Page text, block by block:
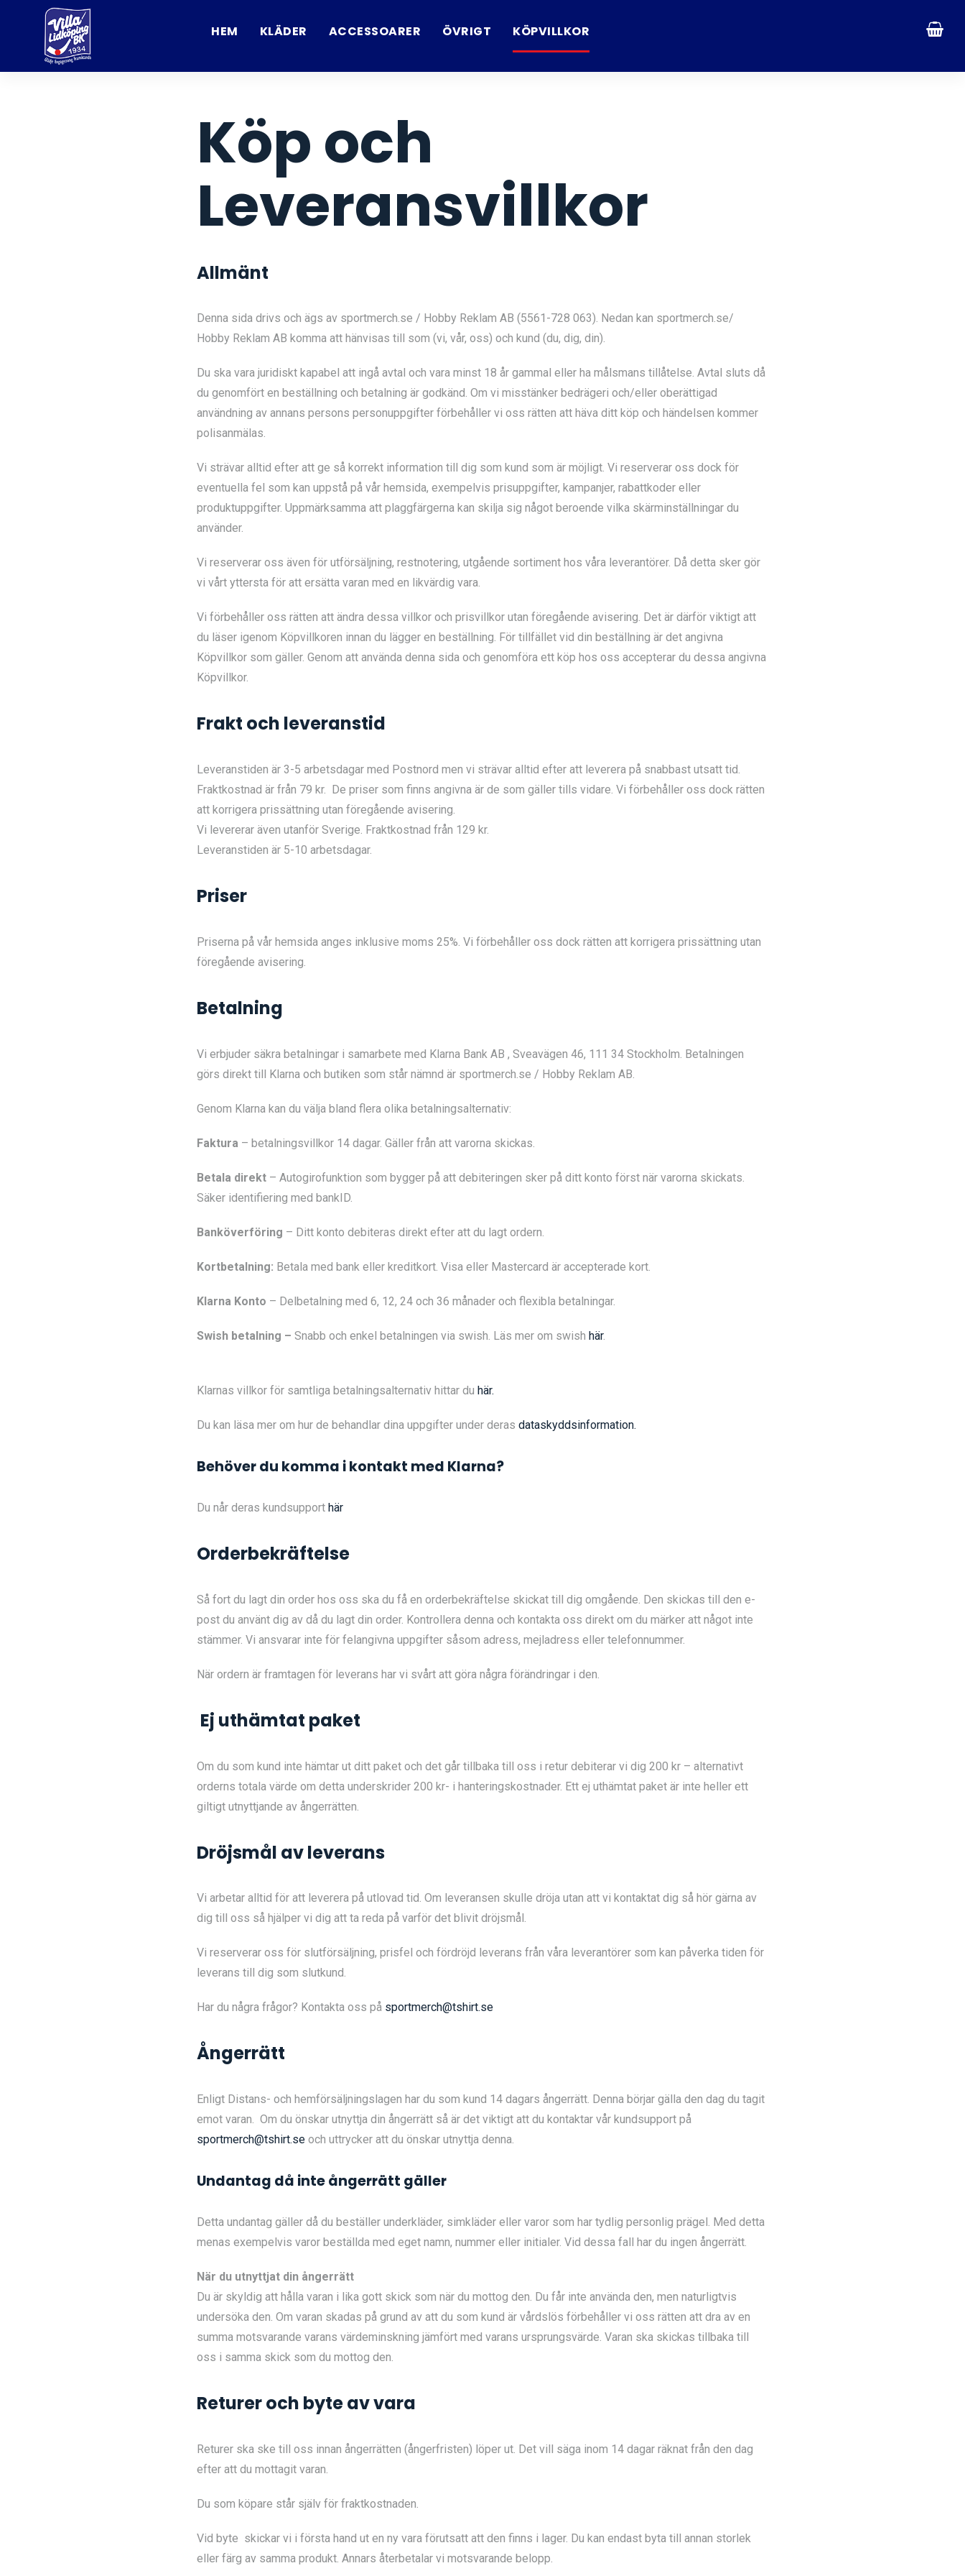
HEM KLÄDER ACCESSOARER ÖVRIGT KÖPVILLKOR
Köp och
Leveransvillkor
Allmänt
Denna sida drivs och ägs av sportmerch.se / Hobby Reklam AB (5561-728 063). Nedan kan sportmerch.se/
Hobby Reklam AB komma att hänvisas till som (vi, vår, oss) och kund (du, dig, din).
Du ska vara juridiskt kapabel att ingå avtal och vara minst 18 år gammal eller ha målsmans tillåtelse. Avtal sluts då
du genomfört en beställning och betalning är godkänd. Om vi misstänker bedrägeri och/eller oberättigad
användning av annans persons personuppgifter förbehåller vi oss rätten att häva ditt köp och händelsen kommer
polisanmälas.
Vi strävar alltid efter att ge så korrekt information till dig som kund som är möjligt. Vi reserverar oss dock för
eventuella fel som kan uppstå på vår hemsida, exempelvis prisuppgifter, kampanjer, rabattkoder eller
produktuppgifter. Uppmärksamma att plaggfärgerna kan skilja sig något beroende vilka skärminställningar du
använder.
Vi reserverar oss även för utförsäljning, restnotering, utgående sortiment hos våra leverantörer. Då detta sker gör
vi vårt yttersta för att ersätta varan med en likvärdig vara.
Vi förbehåller oss rätten att ändra dessa villkor och prisvillkor utan föregående avisering. Det är därför viktigt att
du läser igenom Köpvillkoren innan du lägger en beställning. För tillfället vid din beställning är det angivna
Köpvillkor som gäller. Genom att använda denna sida och genomföra ett köp hos oss accepterar du dessa angivna
Köpvillkor.
Frakt och leveranstid
Leveranstiden är 3-5 arbetsdagar med Postnord men vi strävar alltid efter att leverera på snabbast utsatt tid.
Fraktkostnad är från 79 kr. De priser som finns angivna är de som gäller tills vidare. Vi förbehåller oss dock rätten
att korrigera prissättning utan föregående avisering.
Vi levererar även utanför Sverige. Fraktkostnad från 129 kr.
Leveranstiden är 5-10 arbetsdagar.
Priser
Priserna på vår hemsida anges inklusive moms 25%. Vi förbehåller oss dock rätten att korrigera prissättning utan
föregående avisering.
Betalning
Vi erbjuder säkra betalningar i samarbete med Klarna Bank AB , Sveavägen 46, 111 34 Stockholm. Betalningen
görs direkt till Klarna och butiken som står nämnd är sportmerch.se / Hobby Reklam AB.
Genom Klarna kan du välja bland flera olika betalningsalternativ:
Faktura – betalningsvillkor 14 dagar. Gäller från att varorna skickas.
Betala direkt– Autogirofunktion som bygger på att debiteringen sker på ditt konto först när varorna skickats.
Säker identifiering med bankID.
Banköverföring – Ditt konto debiteras direkt efter att du lagt ordern.
Kortbetalning: Betala med bank eller kreditkort. Visa eller Mastercard är accepterade kort.
Klarna Konto – Delbetalning med 6, 12, 24 och 36 månader och flexibla betalningar.
Swish betalning – Snabb och enkel betalningen via swish. Läs mer om swish här.
Klarnas villkor för samtliga betalningsalternativ hittar du här.
Du kan läsa mer om hur de behandlar dina uppgifter under deras dataskyddsinformation.
Behöver du komma i kontakt med Klarna?
Du når deras kundsupport här
Orderbekräftelse
Så fort du lagt din order hos oss ska du få en orderbekräftelse skickat till dig omgående. Den skickas till den e-
post du använt dig av då du lagt din order. Kontrollera denna och kontakta oss direkt om du märker att något inte
stämmer. Vi ansvarar inte för felangivna uppgifter såsom adress, mejladress eller telefonnummer.
När ordern är framtagen för leverans har vi svårt att göra några förändringar i den.
Ej uthämtat paket
Om du som kund inte hämtar ut ditt paket och det går tillbaka till oss i retur debiterar vi dig 200 kr – alternativt
orderns totala värde om detta underskrider 200 kr- i hanteringskostnader. Ett ej uthämtat paket är inte heller ett
giltigt utnyttjande av ångerrätten.
Dröjsmål av leverans
Vi arbetar alltid för att leverera på utlovad tid. Om leveransen skulle dröja utan att vi kontaktat dig så hör gärna av
dig till oss så hjälper vi dig att ta reda på varför det blivit dröjsmål.
Vi reserverar oss för slutförsäljning, prisfel och fördröjd leverans från våra leverantörer som kan påverka tiden för
leverans till dig som slutkund.
Har du några frågor? Kontakta oss på sportmerch@tshirt.se
Ångerrätt
Enligt Distans- och hemförsäljningslagen har du som kund 14 dagars ångerrätt. Denna börjar gälla den dag du tagit
emot varan. Om du önskar utnyttja din ångerrätt så är det viktigt att du kontaktar vår kundsupport på
sportmerch@tshirt.seoch uttrycker att du önskar utnyttja denna.
Undantag då inte ångerrätt gäller
Detta undantag gäller då du beställer underkläder, simkläder eller varor som har tydlig personlig prägel. Med detta
menas exempelvis varor beställda med eget namn, nummer eller initialer. Vid dessa fall har du ingen ångerrätt.
När du utnyttjat din ångerrätt
Du är skyldig att hålla varan i lika gott skick som när du mottog den. Du får inte använda den, men naturligtvis
undersöka den. Om varan skadas på grund av att du som kund är vårdslös förbehåller vi oss rätten att dra av en
summa motsvarande varans värdeminskning jämfört med varans ursprungsvärde. Varan ska skickas tillbaka till
oss i samma skick som du mottog den.
Returer och byte av vara
Returer ska ske till oss innan ångerrätten (ångerfristen) löper ut. Det vill säga inom 14 dagar räknat från den dag
efter att du mottagit varan.
Du som köpare står själv för fraktkostnaden.
Vid byte skickar vi i första hand ut en ny vara förutsatt att den finns i lager. Du kan endast byta till annan storlek
eller färg av samma produkt. Annars återbetalar vi motsvarande belopp.